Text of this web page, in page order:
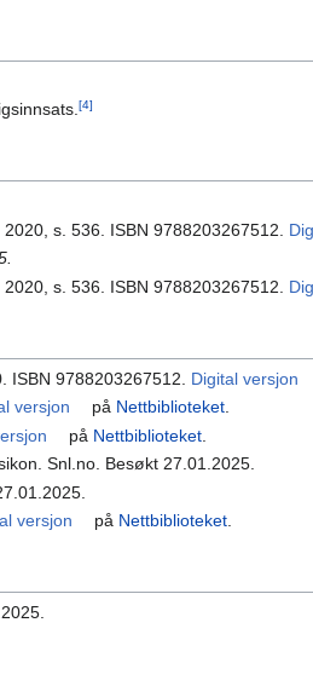
[4]
s. 536. ISBN 9788203267512.
s. 536. ISBN 9788203267512.
ISBN 9788203267512. Digital versjon
versjon på Nettbiblioteket.
på Nettbiblioteket
Snl.no. Besøkt 27.01.2025.
versjon på Nettbiblioteket